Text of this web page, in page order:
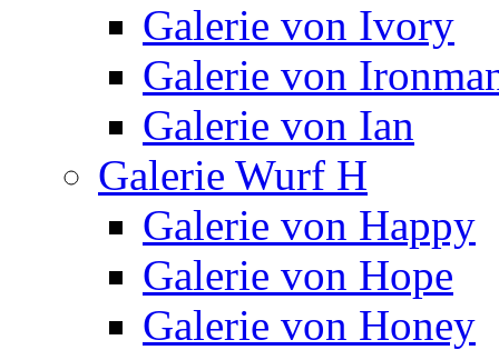
Galerie von Ivory
Galerie von
Galerie von Ian
Galerie Wurf H
Galerie von Happy
Galerie von Hope
Galerie von Honey